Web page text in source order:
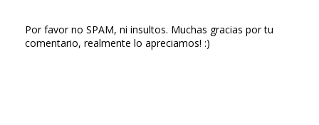
Por favor no SPAM, ni insultos. Muchas gracias por tu
comentario, realmente lo apreciamos! :)